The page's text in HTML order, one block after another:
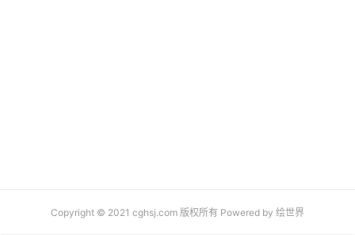
Copyright © 2021 cghsj.com 版权所有 Powered by 绘世界